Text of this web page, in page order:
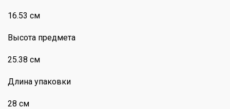
16.53 см
Высота предмета
25.38 см
Длина упаковки
28 см